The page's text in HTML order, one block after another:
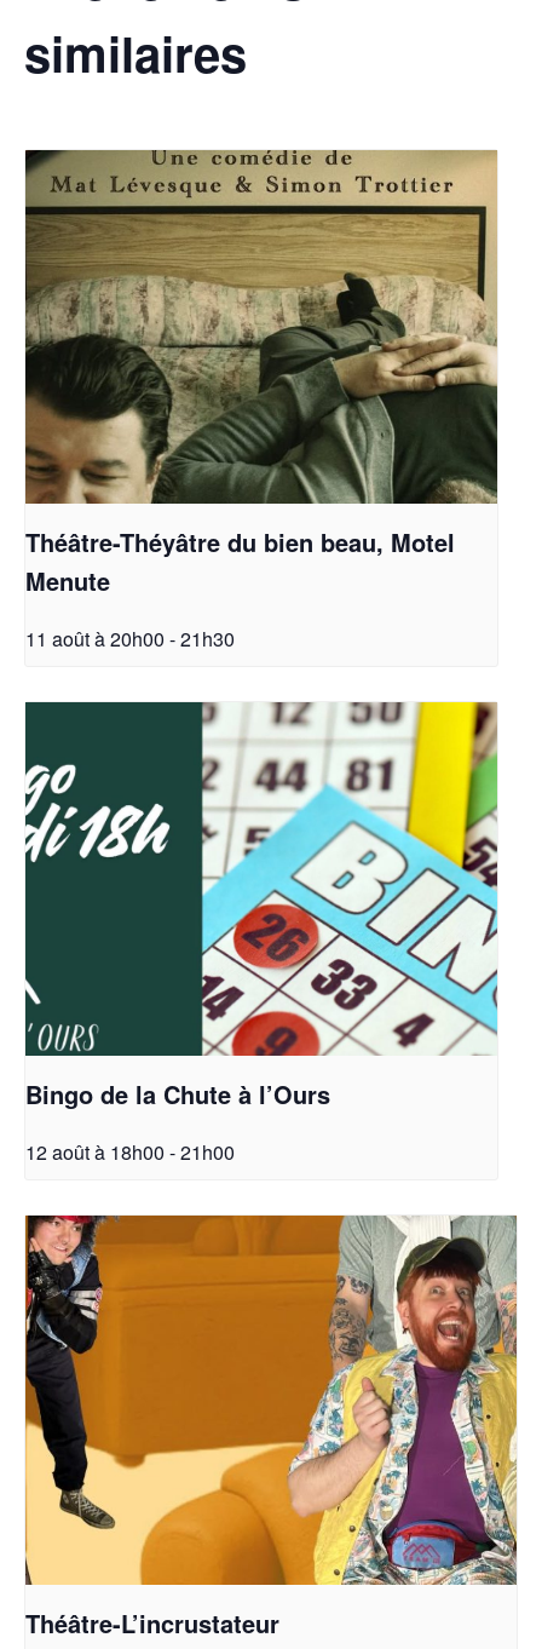
similaires
Théâtre-Théyâtre du bien beau, Motel
Menute
11 août à 20h00 -21h30
Bingo de la Chute à l’Ours
12 août à 18h00 -21h00
Théâtre-L’incrustateur